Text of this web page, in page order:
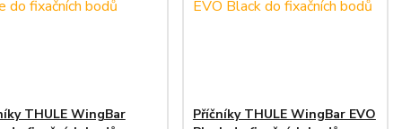
THULE WingBar
Příčníky THULE WingBar EVO